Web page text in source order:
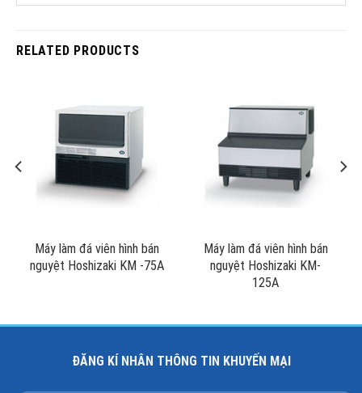
RELATED PRODUCTS
Máy làm đá viên hình bán
nguyệt Hoshizaki KM -75A
Máy làm đá viên hình bán
nguyệt Hoshizaki KM-
125A
ĐĂNG KÍ NHÂN THÔNG TIN KHUYẾN MẠI